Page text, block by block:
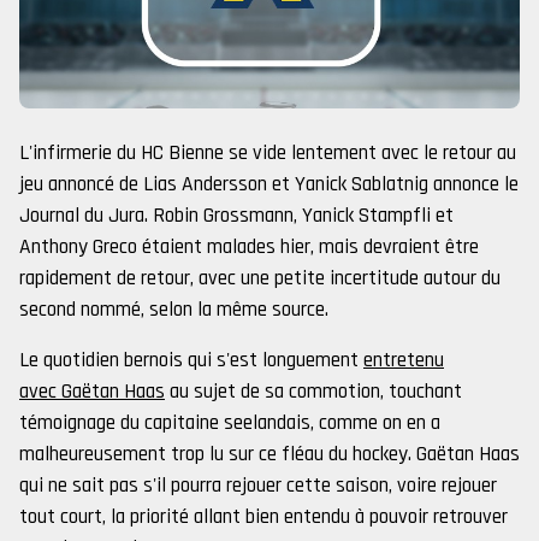
L'infirmerie du HC Bienne se vide lentement avec le retour au
jeu annoncé de Lias Andersson et Yanick Sablatnig annonce le
Journal du Jura. Robin Grossmann, Yanick Stampfli et
Anthony Greco étaient malades hier, mais devraient être
rapidement de retour, avec une petite incertitude autour du
second nommé, selon la même source.
Le quotidien bernois qui s'est longuement entretenu
avec Gaëtan Haas au sujet de sa commotion, touchant
témoignage du capitaine seelandais, comme on en a
malheureusement trop lu sur ce fléau du hockey. Gaëtan Haas
qui ne sait pas s'il pourra rejouer cette saison, voire rejouer
tout court, la priorité allant bien entendu à pouvoir retrouver